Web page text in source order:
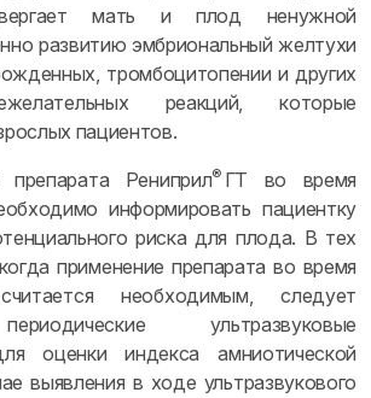
мать и плод ненужной
развитию эмбриональный желтухи
тромбоцитопении и других
реакций, которые
пациентов.
препарата Рениприл® ГТ во время
информировать пациентку
риска для плода. В тех
применение препарата во время
необходимым, следует
ультразвуковые
оценки индекса амниотической
выявления в ходе ультразвукового